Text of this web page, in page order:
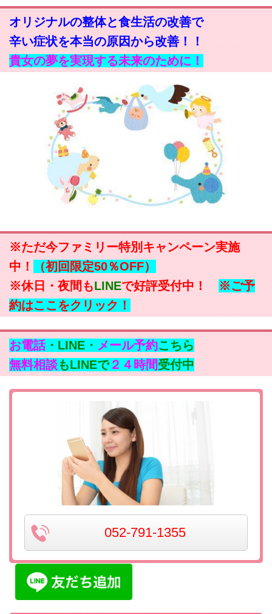
オリジナルの整体と食生活の改善で
辛い症状を本当の原因から改善！！
貴女の夢を実現する未来のために！
※ただ今ファミリー特別キャンペーン実施
中！
（初回限定50％OFF）
※休日・夜間もLINEで好評受付中！ ※ご予
約はここをクリック！
お電話 ・LINE・ メール予約こちら
無料相談もLINEで ２４時間受付中
052-791-1355